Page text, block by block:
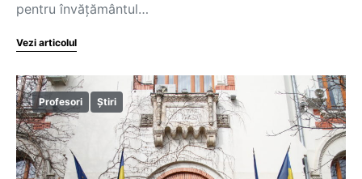
pentru învățământul…
Vezi articolul
Profesori Știri